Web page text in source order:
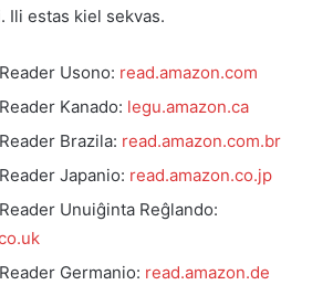
Ili estas kiel sekvas.
Usono: read.amazon.com
Kanado: legu.amazon.ca
Brazila: read.amazon.com.br
Japanio: read.amazon.co.jp
Unuiĝinta Reĝlando:
Germanio: read.amazon.de